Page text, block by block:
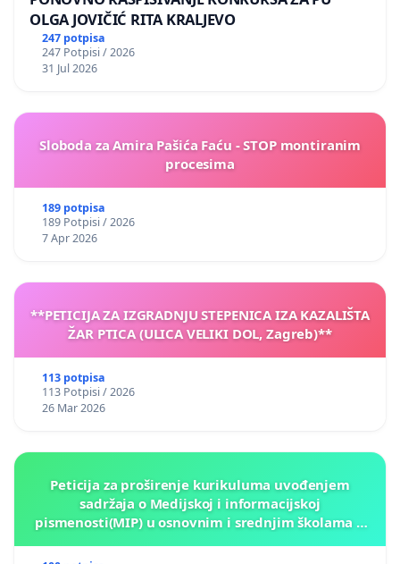
OLGA JOVIČIĆ RITA KRALJEVO
247 potpisa
247 Potpisi / 2026
31 Jul 2026
Sloboda za Amira Pašića Faću - STOP montiranim
procesima
189 potpisa
189 Potpisi / 2026
7 Apr 2026
**PETICIJA ZA IZGRADNJU STEPENICA IZA KAZALIŠTA
ŽAR PTICA (ULICA VELIKI DOL, Zagreb)**
113 potpisa
113 Potpisi / 2026
26 Mar 2026
Peticija za proširenje kurikuluma uvođenjem
sadržaja o Medijskoj i informacijskoj
pismenosti(MIP) u osnovnim i srednjim školama u